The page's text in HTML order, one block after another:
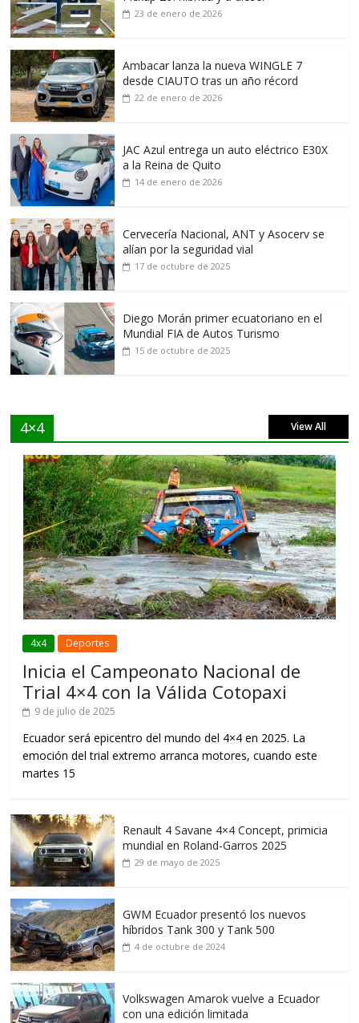
23 de enero de 2026
Ambacar lanza la nueva WINGLE 7
desde CIAUTO tras un año récord
22 de enero de 2026
JAC Azul entrega un auto eléctrico E30X
a la Reina de Quito
14 de enero de 2026
Cervecería Nacional, ANT y Asocerv se
alían por la seguridad vial
17 de octubre de 2025
Diego Morán primer ecuatoriano en el
Mundial FIA de Autos Turismo
15 de octubre de 2025
4×4 View All
4x4 Deportes
Inicia el Campeonato Nacional de
Trial 4×4 con la Válida Cotopaxi
9 de julio de 2025
Ecuador será epicentro del mundo del 4×4 en 2025. La
emoción del trial extremo arranca motores, cuando este
martes 15
Renault 4 Savane 4×4 Concept, primicia
mundial en Roland-Garros 2025
29 de mayo de 2025
GWM Ecuador presentó los nuevos
híbridos Tank 300 y Tank 500
4 de octubre de 2024
Volkswagen Amarok vuelve a Ecuador
con una edición limitada